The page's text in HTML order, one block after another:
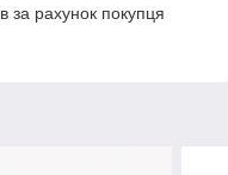
за рахунок покупця